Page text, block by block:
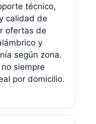
técnico,
calidad de
ofertas de
y
según zona.
siempre
por domicilio.